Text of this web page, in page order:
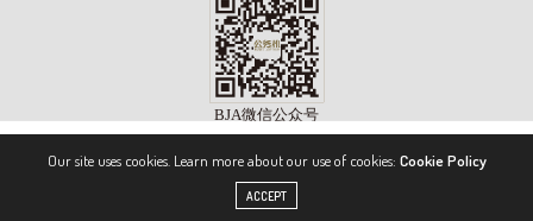
版权所有 ©2023, 《公务机》杂志（BIZJET ADVISOR MAGAZINE）. 保留所有权利。
Our site uses cookies. Learn more about our use of cookies: Cookie Policy
ACCEPT